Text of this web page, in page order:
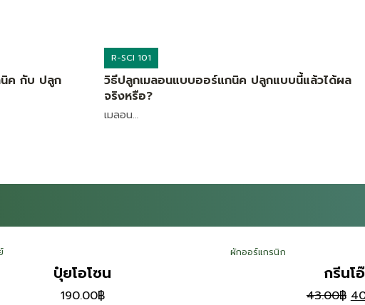
นิค กับ ปลูก
R-SCI 101
วิธีปลูกเมลอนแบบออร์แกนิค ปลูกแบบนี้แล้วได้ผล
จริงหรือ?
เมลอน…
นิก
กรีนโอ๊ค
43.00฿ Original price was: 43.00฿.
40.00
ผักออร์แกรนิก